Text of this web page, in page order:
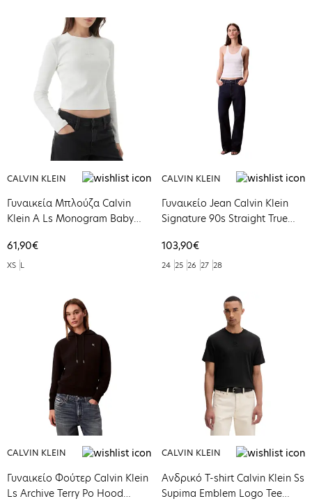
CALVIN KLEIN
Γυναικεία Μπλούζα Calvin
Klein A Ls Monogram Baby
LV047A803G-YAA
61,90€
XS L
CALVIN KLEIN
Γυναικείο Jean Calvin Klein
Signature 90s Straight True
103,90€
24 25 26 27 28
CALVIN KLEIN
Γυναικείο Φούτερ Calvin Klein
Ls Archive Terry Po Hood
CALVIN KLEIN
Ανδρικό T-shirt Calvin Klein Ss
Supima Emblem Logo Tee